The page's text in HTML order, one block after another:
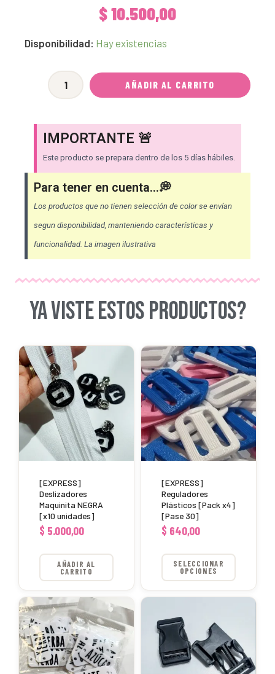
$10.500,00
Disponibilidad: Hay existencias
[EXPRESS]
Fuelles
AÑADIR AL CARRITO
IMPORTANTE 🚨
Este producto se prepara dentro de los 5 días hábiles.
Para tener en cuenta...💭
Los productos que no tienen selección de color se envían
segun disponibilidad, manteniendo características y
funcionalidad. La imagen ilustrativa
YA VISTE ESTOS PRODUCTOS?
[EXPRESS]
Deslizadores
Maquinita NEGRA
[x10 unidades]
$ 5.000,00
AÑADIR AL
CARRITO
[EXPRESS]
Reguladores
Plásticos [Pack x4]
[Pase 30]
$ 640,00
SELECCIONAR
OPCIONES
Este
producto
tiene
múltiples
variantes.
Las
opciones
pueden
elegir
en
página
de
producto